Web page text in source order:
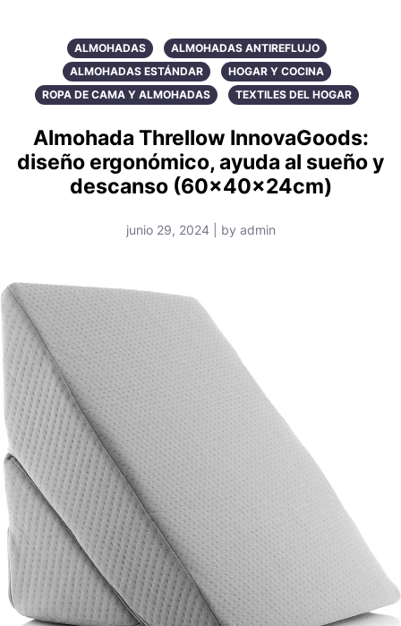
ALMOHADAS
ALMOHADAS ANTIREFLUJO
ALMOHADAS ESTÁNDAR
HOGAR Y COCINA
ROPA DE CAMA Y ALMOHADAS
TEXTILES DEL HOGAR
Almohada Threllow InnovaGoods:
diseño ergonómico, ayuda al sueño y
descanso (60x40x24cm)
junio 29, 2024 | by admin